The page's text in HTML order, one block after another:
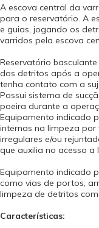
A escova central da
para o reservatório. A
e guias, jogando os
varridos pela escova
Reservatório
dos detritos após a
tenha contato com a
Possui sistema de
poeira durante a
Equipamento indicado
internas na limpeza por
irregulares e/ou
que auxilia no acesso a
Equipamento indicado
como vias de portos,
limpeza de detritos
Características: